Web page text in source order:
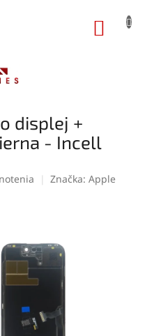
displej +
- Incell
Značka: Apple